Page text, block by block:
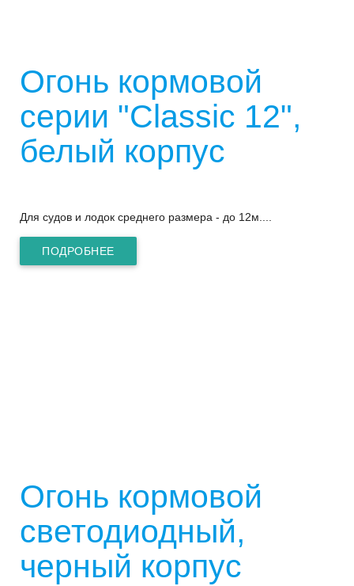
Огонь кормовой
серии "Classic 12",
белый корпус
Для судов и лодок среднего размера - до 12м....
ПОДРОБНЕЕ
Огонь кормовой
светодиодный,
черный корпус